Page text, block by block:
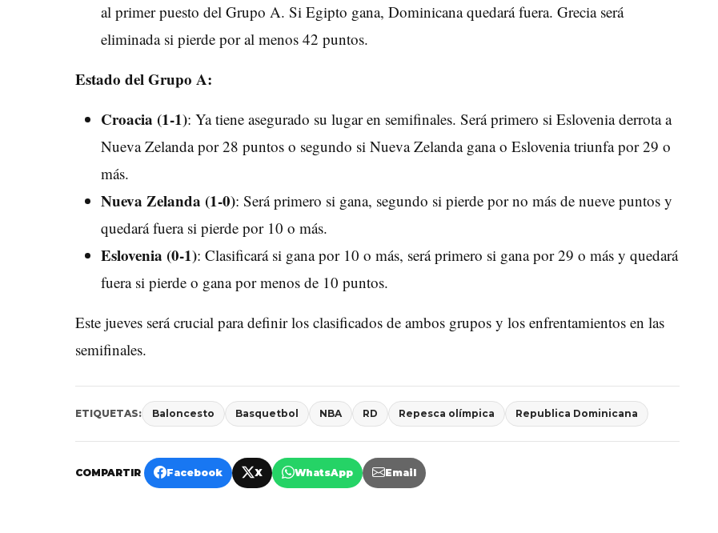
al primer puesto del Grupo A. Si Egipto gana, Dominicana quedará fuera. Grecia será
eliminada si pierde por al menos 42 puntos.
Estado del Grupo A:
Croacia (1-1): Ya tiene asegurado su lugar en semifinales. Será primero si Eslovenia derrota a
Nueva Zelanda por 28 puntos o segundo si Nueva Zelanda gana o Eslovenia triunfa por 29 o
más.
Nueva Zelanda (1-0): Será primero si gana, segundo si pierde por no más de nueve puntos y
quedará fuera si pierde por 10 o más.
Eslovenia (0-1): Clasificará si gana por 10 o más, será primero si gana por 29 o más y quedará
fuera si pierde o gana por menos de 10 puntos.
Este jueves será crucial para definir los clasificados de ambos grupos y los enfrentamientos en las
semifinales.
ETIQUETAS: Baloncesto Basquetbol NBA RD Repesca olímpica Republica Dominicana
COMPARTIR Facebook X WhatsApp Email